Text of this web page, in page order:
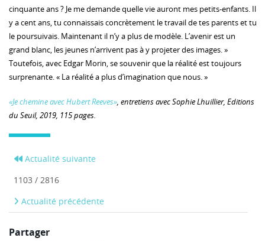
cinquante ans ? Je me demande quelle vie auront mes petits-enfants. Il
y a cent ans, tu connaissais concrètement le travail de tes parents et tu
le poursuivais. Maintenant il n’y a plus de modèle. L’avenir est un
grand blanc, les jeunes n’arrivent pas à y projeter des images. »
Toutefois, avec Edgar Morin, se souvenir que la réalité est toujours
surprenante. « La réalité a plus d’imagination que nous. »
«Je chemine avec Hubert Reeves», entretiens avec Sophie Lhuillier, Editions
du Seuil, 2019, 115 pages.
Actualité suivante
1103 / 2816
Actualité précédente
Partager